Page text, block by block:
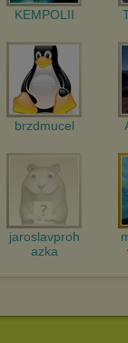
KEMPOLII
brzdmucel
jaroslavproh
azka